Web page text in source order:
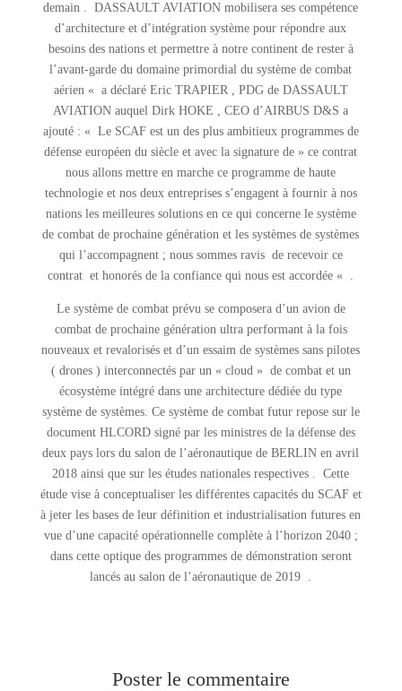
demain . DASSAULT AVIATION mobilisera ses compétence
d’architecture et d’intégration système pour répondre aux
besoins des nations et permettre à notre continent de rester à
l’avant-garde du domaine primordial du système de combat
aérien « a déclaré Eric TRAPIER , PDG de DASSAULT
AVIATION auquel Dirk HOKE , CEO d’AIRBUS D&S a
ajouté : « Le SCAF est un des plus ambitieux programmes de
défense européen du siècle et avec la signature de » ce contrat
nous allons mettre en marche ce programme de haute
technologie et nos deux entreprises s’engagent à fournir à nos
nations les meilleures solutions en ce qui concerne le système
de combat de prochaine génération et les systèmes de systèmes
qui l’accompagnent ; nous sommes ravis de recevoir ce
contrat et honorés de la confiance qui nous est accordée « .
Le système de combat prévu se composera d’un avion de
combat de prochaine génération ultra performant à la fois
nouveaux et revalorisés et d’un essaim de systèmes sans pilotes
( drones ) interconnectés par un « cloud » de combat et un
écosystème intégré dans une architecture dédiée du type
système de systèmes. Ce système de combat futur repose sur le
document HLCORD signé par les ministres de la défense des
deux pays lors du salon de l’aéronautique de BERLIN en avril
2018 ainsi que sur les études nationales respectives . Cette
étude vise à conceptualiser les différentes capacités du SCAF et
à jeter les bases de leur définition et industrialisation futures en
vue d’une capacité opérationnelle complète à l’horizon 2040 ;
dans cette optique des programmes de démonstration seront
lancés au salon de l’aéronautique de 2019 .
Poster le commentaire